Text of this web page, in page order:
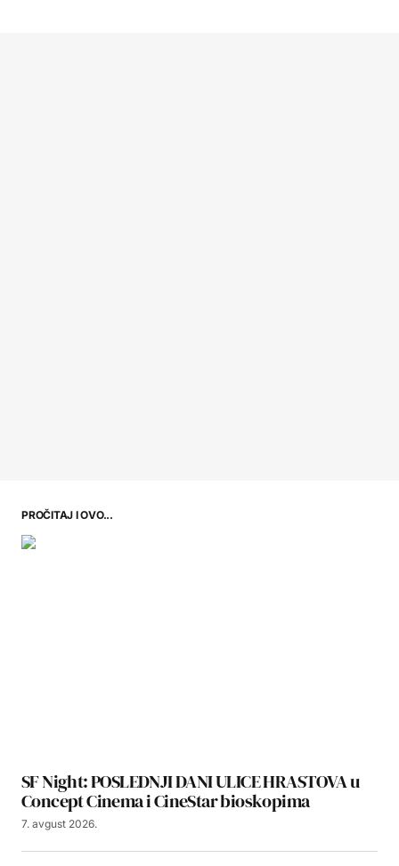
PROČITAJ I OVO...
SF Night: POSLEDNJI DANI ULICE HRASTOVA u
Concept Cinema i CineStar bioskopima
7. avgust 2026.